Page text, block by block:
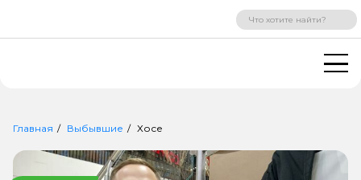
ВХОД РЕГИСТРАЦИЯ
Главная Выбывшие Хосе